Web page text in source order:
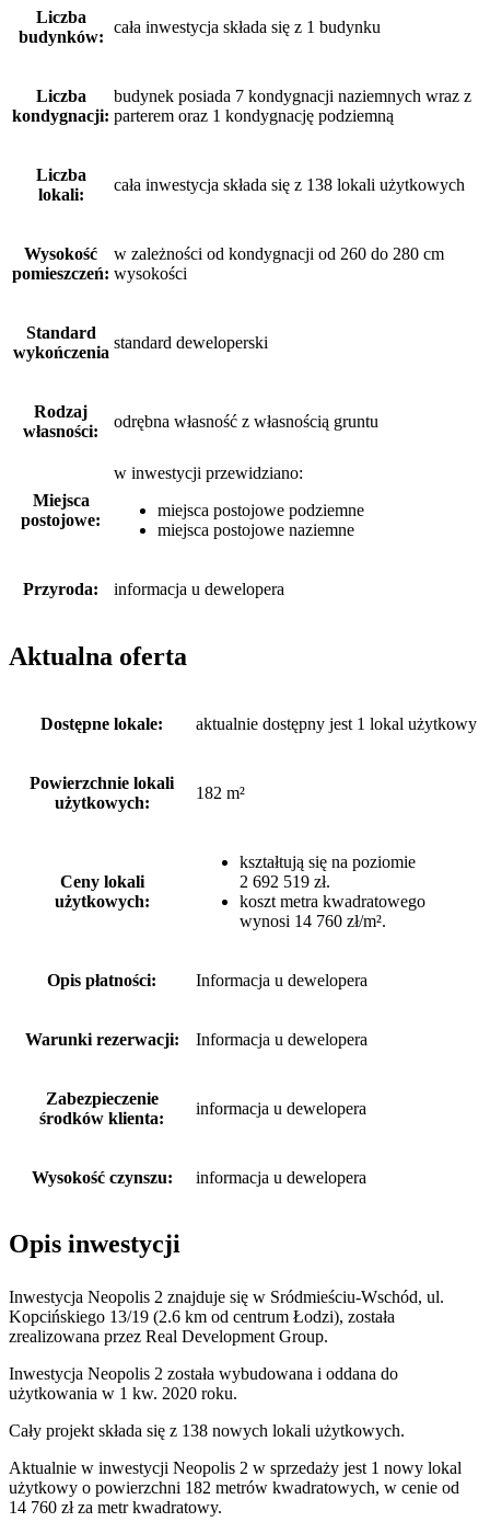
Liczba
budynków:
cała inwestycja składa się z 1 budynku
Liczba
kondygnacji:
budynek posiada 7 kondygnacji naziemnych wraz z
parterem oraz 1 kondygnację podziemną
Liczba
lokali:
cała inwestycja składa się z 138 lokali użytkowych
Wysokość
pomieszczeń:
w zależności od kondygnacji od 260 do 280 cm
wysokości
Standard
wykończenia
standard deweloperski
Rodzaj
własności:
odrębna własność z własnością gruntu
Miejsca
postojowe:
w inwestycji przewidziano:
miejsca postojowe podziemne
miejsca postojowe naziemne
Przyroda: informacja u dewelopera
Aktualna oferta
Dostępne lokale: aktualnie dostępny jest 1 lokal użytkowy
Powierzchnie lokali
użytkowych:
182 m²
Ceny lokali
użytkowych:
kształtują się na poziomie
2 692 519 zł.
koszt metra kwadratowego
wynosi 14 760 zł/m².
Opis płatności: Informacja u dewelopera
Warunki rezerwacji: Informacja u dewelopera
Zabezpieczenie
środków klienta:
informacja u dewelopera
Wysokość czynszu: informacja u dewelopera
Opis inwestycji
Inwestycja Neopolis 2 znajduje się w Sródmieściu-Wschód, ul.
Kopcińskiego 13/19 (2.6 km od centrum Łodzi), została
zrealizowana przez Real Development Group.
Inwestycja Neopolis 2 została wybudowana i oddana do
użytkowania w 1 kw. 2020 roku.
Cały projekt składa się z 138 nowych lokali użytkowych.
Aktualnie w inwestycji Neopolis 2 w sprzedaży jest 1 nowy lokal
użytkowy o powierzchni 182 metrów kwadratowych, w cenie od
14 760 zł za metr kwadratowy.